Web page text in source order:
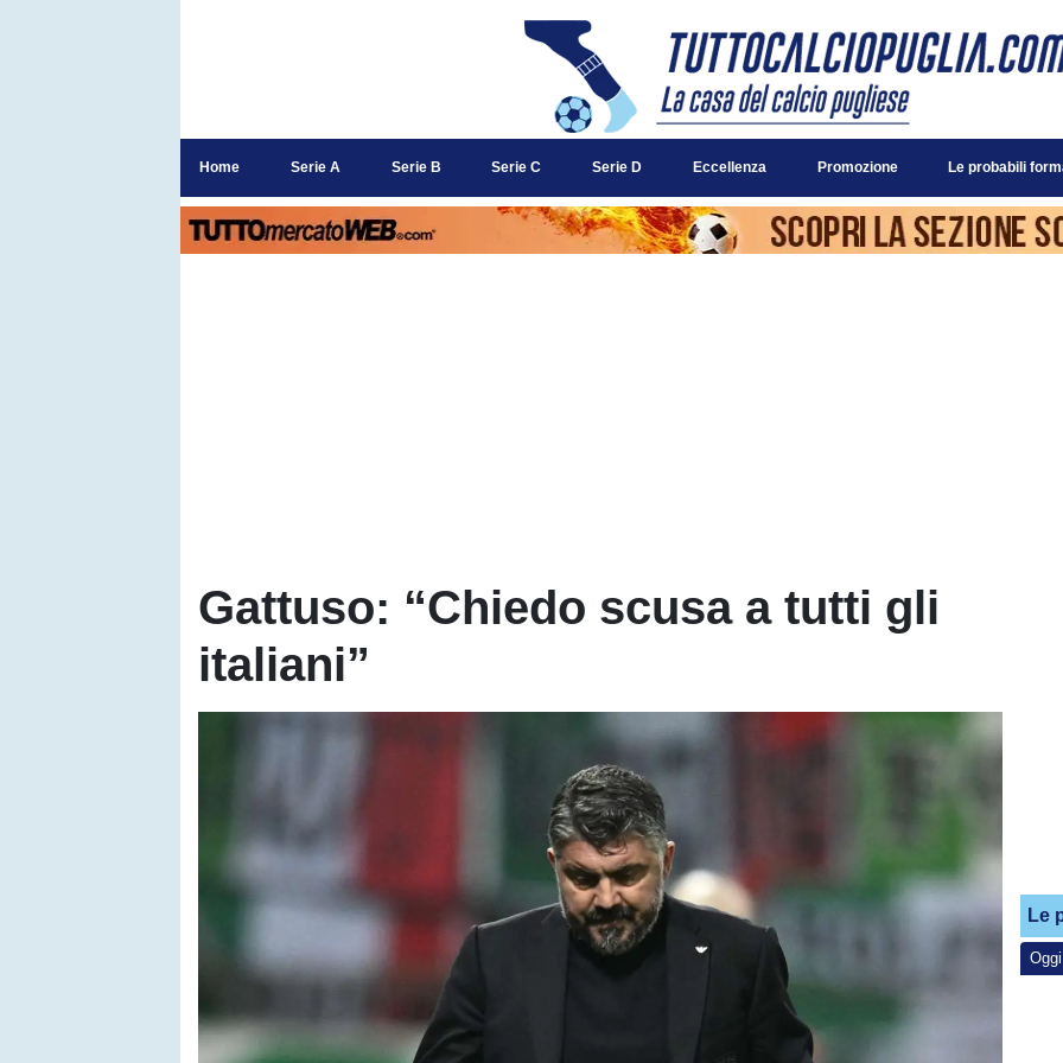
Home Serie A Serie B Serie C Serie D Eccellenza Promozione Le probabili
Gattuso: “Chiedo scusa a tutti gli
italiani”
Le
Oggi